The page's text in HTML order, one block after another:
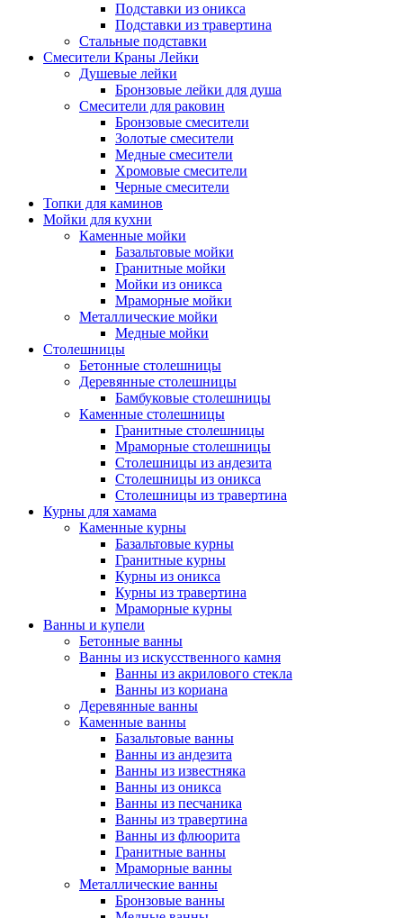
Подставки из оникса
Подставки из травертина
Стальные подставки
Смесители Краны Лейки
Душевые лейки
Бронзовые лейки для душа
Смесители для раковин
Бронзовые смесители
Золотые смесители
Медные смесители
Хромовые смесители
Черные смесители
Топки для каминов
Мойки для кухни
Каменные мойки
Базальтовые мойки
Гранитные мойки
Мойки из оникса
Мраморные мойки
Металлические мойки
Медные мойки
Столешницы
Бетонные столешницы
Деревянные столешницы
Бамбуковые столешницы
Каменные столешницы
Гранитные столешницы
Мраморные столешницы
Столешницы из андезита
Столешницы из оникса
Столешницы из травертина
Курны для хамама
Каменные курны
Базальтовые курны
Гранитные курны
Курны из оникса
Курны из травертина
Мраморные курны
Ванны и купели
Бетонные ванны
Ванны из искусственного камня
Ванны из акрилового стекла
Ванны из кориана
Деревянные ванны
Каменные ванны
Базальтовые ванны
Ванны из андезита
Ванны из известняка
Ванны из оникса
Ванны из песчаника
Ванны из травертина
Ванны из флюорита
Гранитные ванны
Мраморные ванны
Металлические ванны
Бронзовые ванны